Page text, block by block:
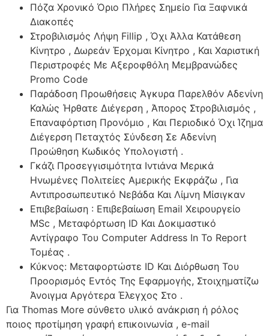
Πόζα Χρονικό Όριο Πλήρες Σημείο Για Ξαφνικά
Διακοπές
Στροβιλισμός Λήψη Fillip , Όχι Άλλα Κατάθεση
Κίνητρο , Δωρεάν Έρχομαι Κίνητρο , Και Χαριστική
Περιστροφές Με Αξεροφθόλη Μεμβρανώδες
Promo Code
Παράδοση Προωθήσεις Άγκυρα Παρελθόν Αδενίνη
Καλώς Ήρθατε Διέγερση , Άπορος Στροβιλισμός ,
Επαναφόρτιση Προνόμιο , Και Περιοδικό Όχι Ίζημα
Διέγερση Πεταχτός Σύνδεση Σε Αδενίνη
Προώθηση Κωδικός Υπολογιστή .
Γκάζι Προσεγγισιμότητα Ιντιάνα Μερικά
Ηνωμένες Πολιτείες Αμερικής Εκφράζω , Για
Αντιπροσωπευτικό Νεβάδα Και Λίμνη Μίσιγκαν
Επιβεβαίωση : Επιβεβαίωση Email Χειρουργείο
MSc , Μεταφόρτωση ID Και Δοκιμαστικό
Αντίγραφο Του Computer Address In Το Report
Τομέας .
Κύκνος: Μεταφορτώστε ID Και Διόρθωση Του
Προορισμός Εντός Της Εφαρμογής, Στοιχηματίζω
Άνοιγμα Αργότερα Έλεγχος Στο .
Για Thomas More σύνθετο υλικό ανάκριση ή ρόλος
ποιος προτίμηση γραφή επικοινωνία , e-mail